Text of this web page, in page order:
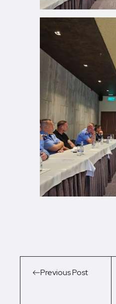
Previous Post